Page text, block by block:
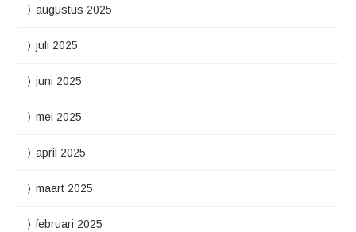
augustus 2025
juli 2025
juni 2025
mei 2025
april 2025
maart 2025
februari 2025